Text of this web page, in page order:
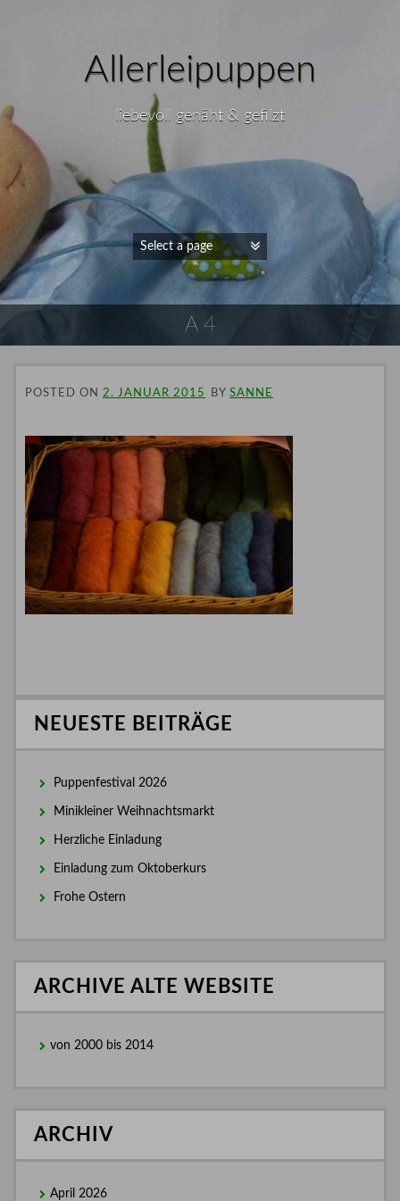
Allerleipuppen
liebevoll genäht & gefilzt
A 4
POSTED ON 2. JANUAR 2015 BY SANNE
NEUESTE BEITRÄGE
Puppenfestival 2026
Minikleiner Weihnachtsmarkt
Herzliche Einladung
Einladung zum Oktoberkurs
Frohe Ostern
ARCHIVE ALTE WEBSITE
von 2000 bis 2014
ARCHIV
April 2026